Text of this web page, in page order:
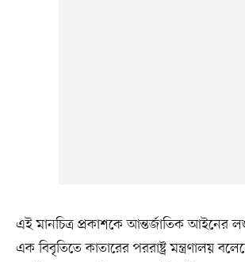
এই মানচিত্র প্রকাশকে আন্তর্জাতিক আইনের
এক বিবৃতিতে কাতারের পররাষ্ট্র মন্ত্রণালয়